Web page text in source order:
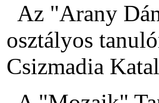
Az "Arany
osztályos
Csizmadia